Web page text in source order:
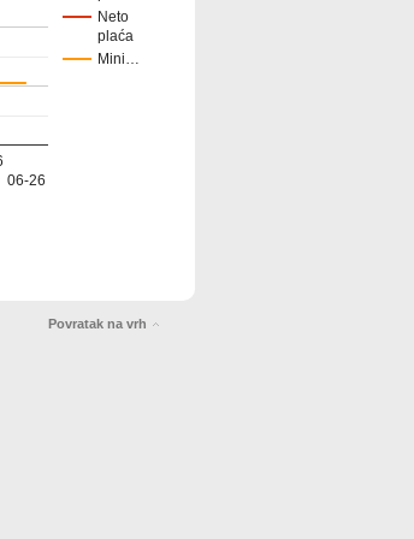
Neto
plaća
Mini…
06-26
Povratak na vrh